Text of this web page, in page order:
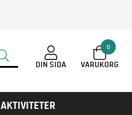
0
DIN SIDA
AKTIVITETER